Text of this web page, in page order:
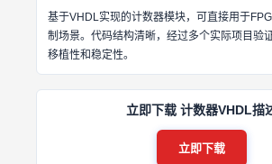
基于VHDL实现的计数器模块，可直接用于
制场景。代码结构清晰，经过多个实际项目验
移植性和稳定性。
立即下载 计数器VHDL描
立即下载